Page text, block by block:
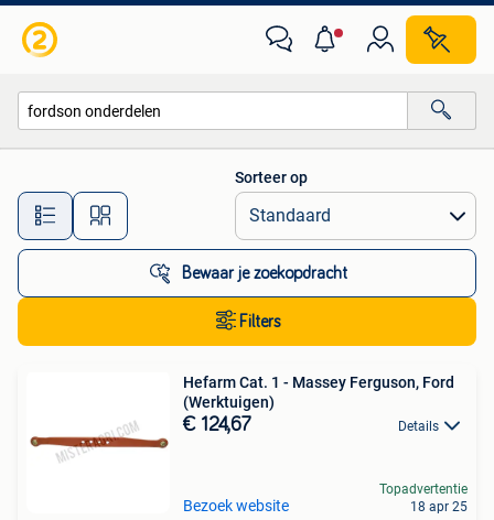
Alle afstanden…
Sorteer op
Bewaar je zoekopdracht
Filters
Hefarm Cat. 1 - Massey Ferguson, Ford
(Werktuigen)
€ 124,67 Details
Bezoek website
Topadvertentie
18 apr 25